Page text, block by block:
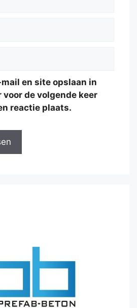
en site opslaan in
voor de volgende keer
reactie plaats.